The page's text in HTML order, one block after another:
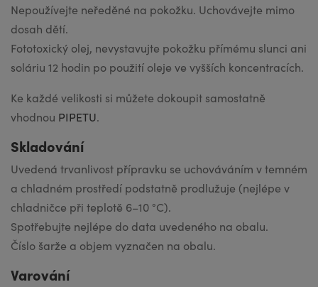
Nepoužívejte neředěné na pokožku. Uchovávejte mimo
dosah dětí.
Fototoxický olej, nevystavujte pokožku přímému slunci ani
soláriu 12 hodin po použití oleje ve vyšších koncentracích.
Ke každé velikosti si můžete dokoupit samostatně
vhodnou PIPETU.
Skladování
Uvedená trvanlivost přípravku se uchováváním v temném
a chladném prostředí podstatně prodlužuje (nejlépe v
chladničce při teplotě 6–10 °C).
Spotřebujte nejlépe do data uvedeného na obalu.
Číslo šarže a objem vyznačen na obalu.
Varování